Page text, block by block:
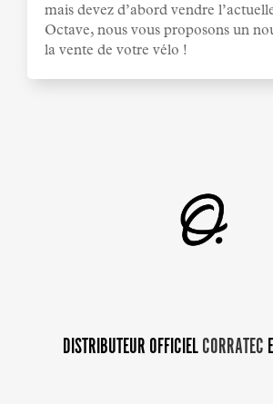
mais devez d’abord vendre
Octave, nous vous proposons un
la vente de votre vélo !
DISTRIBUTEUR OFFICIEL CORRATEC